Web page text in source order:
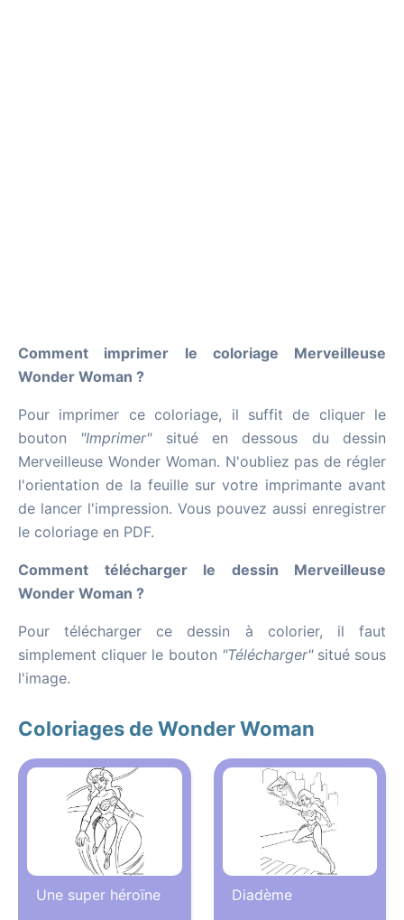
Comment imprimer le coloriage Merveilleuse
Wonder Woman ?
Pour imprimer ce coloriage, il suffit de cliquer le
bouton "Imprimer"situé en dessous du dessin
Merveilleuse Wonder Woman. N'oubliez pas de régler
l'orientation de la feuille sur votre imprimante avant
de lancer l'impression. Vous pouvez aussi enregistrer
le coloriage en PDF.
Comment télécharger le dessin Merveilleuse
Wonder Woman ?
Pour télécharger ce dessin à colorier, il faut
simplement cliquer le bouton "Télécharger"situé sous
l'image.
Coloriages de Wonder Woman
Une super héroïne Diadème